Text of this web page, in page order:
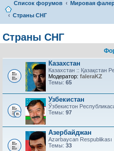
Список форумов
Мировая
Страны СНГ
Страны СНГ
Казахстан
Казахстан :: Қазақстан
Модератор: faleraKZ
Темы: 65
Узбекистан
Ўзбекистон
Темы: 97
Азербайджан
Azərbaycan Respublikası
Темы: 33